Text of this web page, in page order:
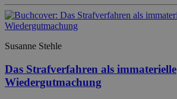
Susanne Stehle
Das Strafverfahren als immaterielle
Wiedergutmachung